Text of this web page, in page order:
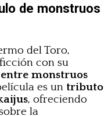
de monstruos
del Toro,
con su
monstruos
es un tributo
, ofreciendo
la